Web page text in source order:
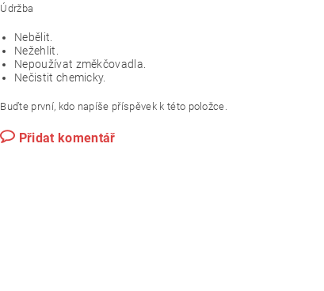
Údržba
Nebělit.
Nežehlit.
Nepoužívat změkčovadla.
Nečistit chemicky.
Buďte první, kdo napíše příspěvek k této položce.
Přidat komentář